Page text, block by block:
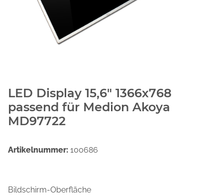
LED Display 15,6" 1366x768
passend für Medion Akoya
MD97722
Artikelnummer: 100686
Bildschirm-Oberfläche